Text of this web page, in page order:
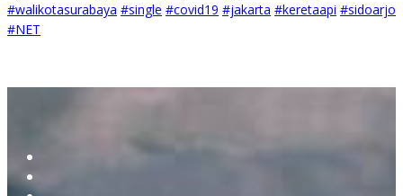
#walikotasurabaya #single #covid19 #jakarta #keretaapi #sidoarjo
#NET